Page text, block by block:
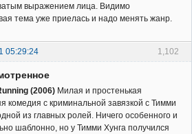
выражением лица. Видимо
тема уже приелась и надо менять жанр.
1,102
05:29:24
(2006) Милая и простенькая
комедия с криминальной завязкой с Тимми
из главных ролей. Ничего особенного и
шаблонно, но у Тимми Хунга получился